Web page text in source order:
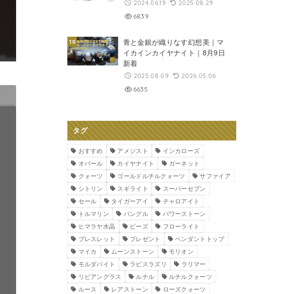
2024.06.19
2025.08.29
6839
青と金銀が織りなす幻想美｜マ
イカインカイヤナイト｜8月9日
新着
2025.08.09
2026.05.06
6635
タグ
おすすめ アメジスト
インカローズ
オパール
カイヤナイト
ガーネット
クォーツ
ゴールドルチルクォーツ
サファイア
シトリン
スギライト
スーパーセブン
セール
タイガーアイ
チャロアイト
トルマリン
バングル
パワーストーン
ヒマラヤ水晶
ビーズ
フローライト
ブレスレット
プレゼント
ペンダントトップ
マイカ
ムーンストーン
モリオン
モルダバイト
ラピスラズリ
ラリマー
リビアングラス
ルチル
ルチルクォーツ
ルース
レアストーン ローズクォーツ